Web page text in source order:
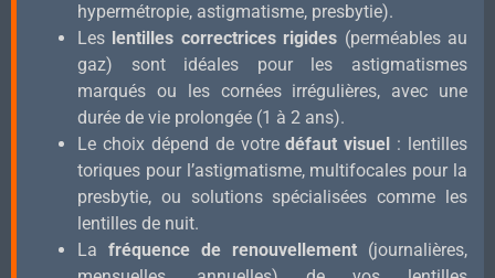
hypermétropie, astigmatisme, presbytie).
Les lentilles correctrices rigides (perméables au
gaz) sont idéales pour les astigmatismes
marqués ou les cornées irrégulières, avec une
durée de vie prolongée (1 à 2 ans).
Le choix dépend de votredéfaut visuel : lentilles
toriques pour l’astigmatisme, multifocales pour la
presbytie, ou solutions spécialisées comme les
lentilles de nuit.
La fréquence de renouvellement (journalières,